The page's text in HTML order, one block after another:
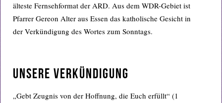
älteste Fernsehformat der ARD. Aus dem WDR-Gebiet ist
Pfarrer Gereon Alter aus Essen das katholische Gesicht in
der Verkündigung des Wortes zum Sonntags.
UNSERE VERKÜNDIGUNG
„Gebt Zeugnis von der Hoffnung, die Euch erfüllt“ (1